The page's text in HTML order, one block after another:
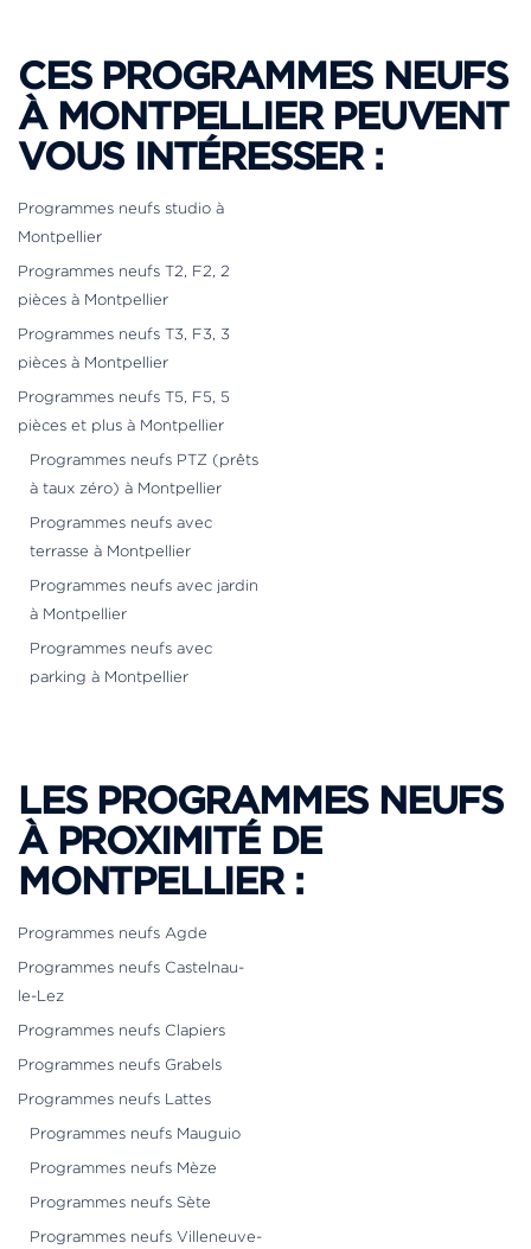
CES PROGRAMMES NEUFS
À MONTPELLIER PEUVENT
VOUS INTÉRESSER :
Programmes neufs studio à
Montpellier
Programmes neufs T2, F2, 2
pièces à Montpellier
Programmes neufs T3, F3, 3
pièces à Montpellier
Programmes neufs T5, F5, 5
pièces et plus à Montpellier
Programmes neufs PTZ (prêts
à taux zéro) à Montpellier
Programmes neufs avec
terrasse à Montpellier
Programmes neufs avec jardin
à Montpellier
Programmes neufs avec
parking à Montpellier
LES PROGRAMMES NEUFS
À PROXIMITÉ DE
MONTPELLIER :
Programmes neufs Agde
Programmes neufs Castelnau-
le-Lez
Programmes neufs Clapiers
Programmes neufs Grabels
Programmes neufs Lattes
Programmes neufs Mauguio
Programmes neufs Mèze
Programmes neufs Sète
Programmes neufs Villeneuve-